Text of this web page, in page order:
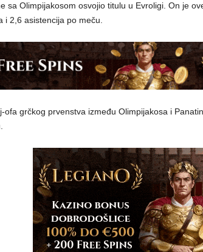
sa Olimpijakosom osvojio titulu u Evroligi. On je
i 2,6 asistencija po meču.
ofa grčkog prvenstva između Olimpijakosa i